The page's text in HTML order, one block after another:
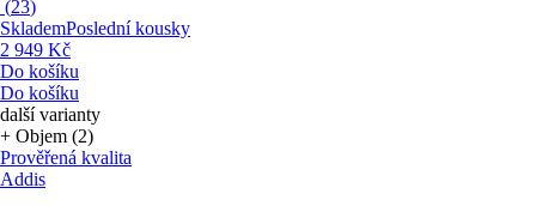
(23)
SklademPoslední kousky
2 949 Kč
Do košíku
Do košíku
další varianty
+ Objem (2)
Prověřená kvalita
Addis